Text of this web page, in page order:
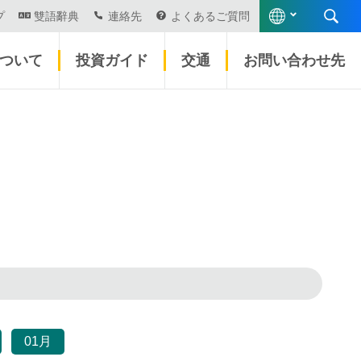
雙語辭典 連絡先 よくあるご質問
いて 投資ガイド 交通 お問い合わせ先
01月